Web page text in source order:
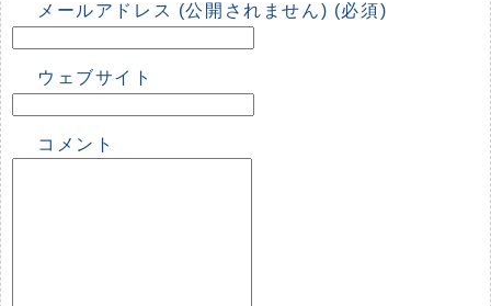
メールアドレス (公開されません) (必須)
ウェブサイト
コメント